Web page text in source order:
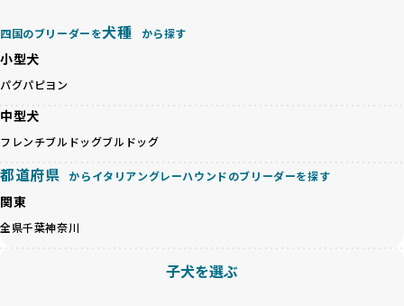
基づいた責任あるブリーディングを確保しています。
さらに、健康管理、社会性の育成、遺伝子検査、食事や運動
の質など、ワンちゃんの心身に配慮した飼育環境が整ってい
るかを評価する12項目の総合基準を設けています。これによ
り、より高い基準をクリアしたブリーダーだけを厳選してい
ます。
その結果、合格率10%未満という厳しい基準をクリアした優
良ブリーダーのみが登録されています。
BreederFamiliesでは、法令に準拠するだけでなく、ワンち
ゃんを家族のように愛するという理念を共有するブリーダー
のみを厳選しています。これにより、ユーザーの皆さんに安
待する理想と現実が大きく異なることも少なくありません。
健康と性格を次世代に引き継ぐために、ミックス犬の繁殖を
避けます。無計画な交配がもたらすリスクを理解し、飼い主
殖を徹底しているのです。
一方、営利優先ブリーダーは流行や需要に応じて安易にミッ
が多く見受けられます。場合によっては、チワワ×ハスキー
等体格の異なるリスクの高い交配を行うこともあります。
ゃんが長時間の輸送を強いられたり、狭いケージに閉じ込め
四国のブリーダーを犬種 から探す
小型犬
パグパピヨン
中型犬
フレンチブルドッグブルドッグ
都道府県 からイタリアングレーハウンドのブリーダーを探す
関東
全県千葉神奈川
子犬を選ぶ